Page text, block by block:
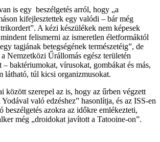
is egy beszélgetés arról, hogy „a
kifejlesztettek egy valódi – bár még
A kézi készülékek nem képesek
felismerni az ismeretlen életformáktól
tagjának betegségének természetéig”, de
Nemzetközi Űrállomás egész területén
baktériumokat, vírusokat, gombákat és más,
látható, túl kicsi organizmusokat.
között szerepel az is, hogy az űrben végzett
való edzéshez” hasonlítja, és az ISS-en
beszélgetés azokra az időkre emlékezteti,
még „droidokat javított a Tatooine-on”.